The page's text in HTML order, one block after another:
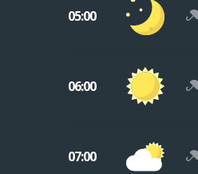
05:00
06:00
07:00